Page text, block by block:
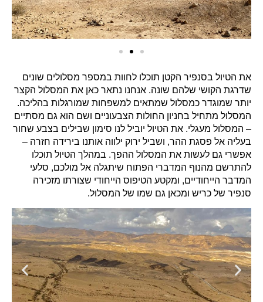
את הטיול בסנפיר הקטן תוכלו לחוות במספר מסלולים שונים
שדרגת הקושי שלהם שונה. אנחנו נתאר כאן את המסלול הקצר
יותר שמוגדר כמסלול שמתאים למשפחות שמורגלות בהליכה.
המסלול מתחיל בחניון החולות הצבעוניים ושם הוא גם מסתיים
– המסלול מעגלי. את הטיול יוביל לנו סימון שבילים בצבע שחור
בעליה אל פסגת ההר, ושביל ירוק ילווה אותנו בירידה חזרה –
אפשרי גם לעשות את המסלול ההפך. במהלך הטיול תוכלו
להתרשם מהנוף המדברי הפתוח שיתגלה אל מולכם, סלעי
המדבר הייחודיים, ומקטע הטיפוס הייחודי שצורתו מזכירה
סנפיר של כריש ומכאן גם שמו של המסלול.